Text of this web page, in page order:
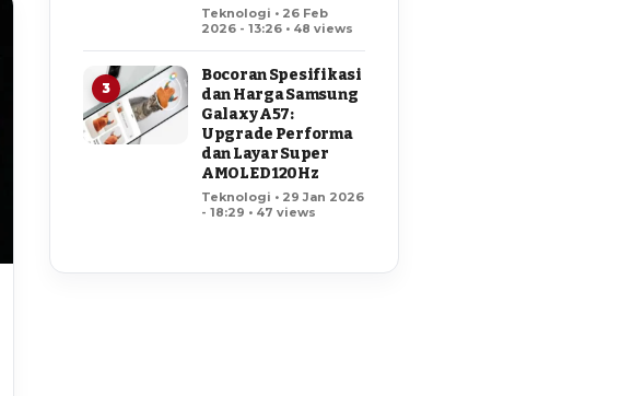
Teknologi • 26 Feb
2026 - 13:26 • 48 views
3
Bocoran Spesifikasi
dan Harga Samsung
Galaxy A57:
Upgrade Performa
dan Layar Super
AMOLED 120Hz
Teknologi • 29 Jan 2026
- 18:29 • 47 views